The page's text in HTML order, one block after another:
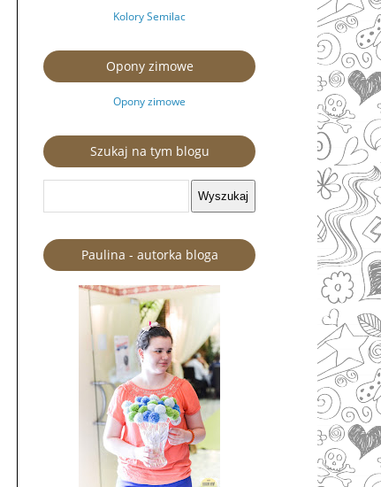
Kolory Semilac
Opony zimowe
Opony zimowe
Szukaj na tym blogu
Paulina - autorka bloga